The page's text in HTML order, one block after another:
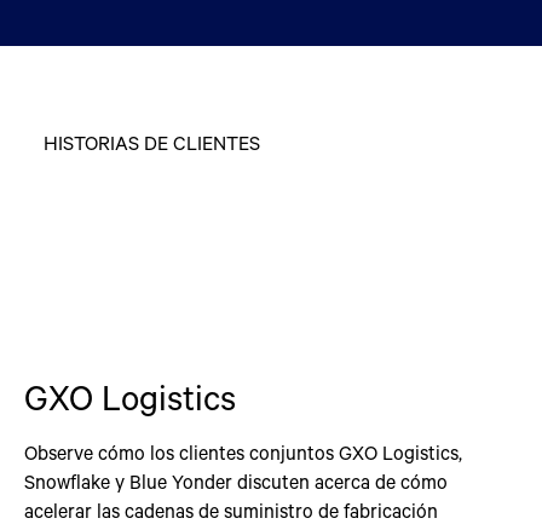
HISTORIAS DE CLIENTES
GXO Logistics
Observe cómo los clientes conjuntos GXO Logistics,
Snowflake y Blue Yonder discuten acerca de cómo
acelerar las cadenas de suministro de fabricación